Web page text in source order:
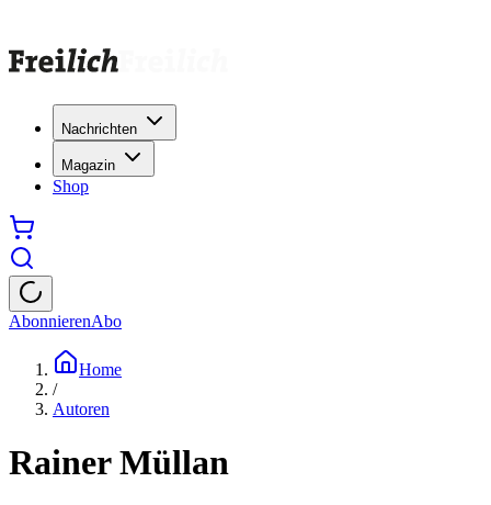
Nachrichten
Magazin
Shop
AbonnierenAbo
Home
/
Autoren
Rainer Müllan